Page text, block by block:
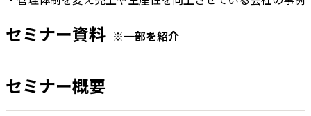
セミナー資料 ※一部を紹介
セミナー概要